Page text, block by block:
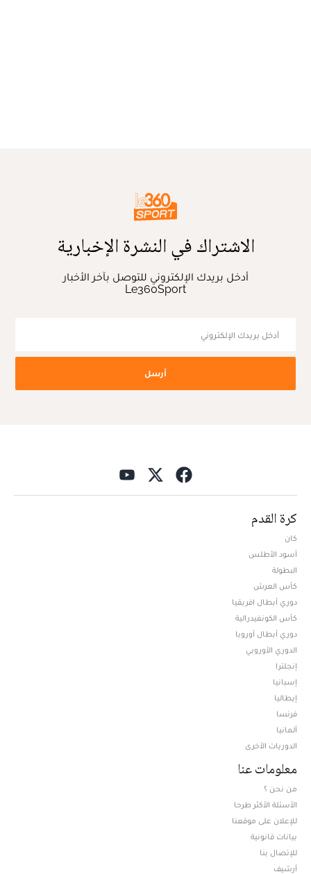
الاشتراك في النشرة الإخبارية
أدخل بريدك الإلكتروني للتوصل بآخر الأخبار
Le360Sport
أرسل
كرة القدم
كان
أسود الأطلس
البطولة
كأس العرش
دوري أبطال افريقيا
كأس الكونفيدرالية
دوري أبطال أوروبا
الدوري الأوروبي
إنجلترا
إسبانيا
إيطاليا
فرنسا
ألمانيا
الدوريات الأخرى
معلومات عنا
من نحن ؟
الأسئلة الأكثر طرحا
للإعلان على موقعنا
بيانات قانونية
للإتصال بنا
أرشيف